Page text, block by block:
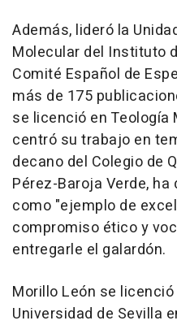
Además, lideró la
Molecular del Instituto
Comité Español de
más de 175
se licenció en
centró su trabajo en
decano del Colegio de
Pérez-Baroja Verde,
como "ejemplo de
compromiso ético y
entregarle el galardón.
Morillo León se
Universidad de Sevilla